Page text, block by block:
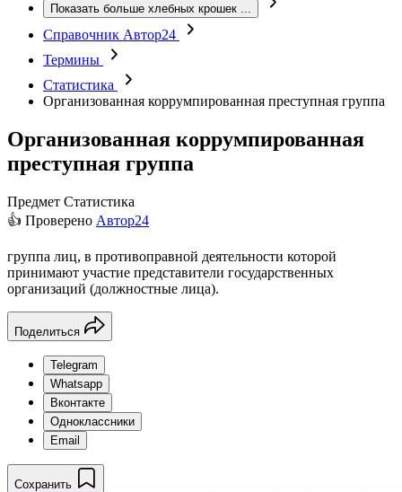
Показать больше хлебных крошек ...
Справочник Автор24
Термины
Статистика
Организованная коррумпированная преступная группа
Организованная коррумпированная
преступная группа
Предмет Статистика
👍 Проверено Автор24
группа лиц, в противоправной деятельности которой
принимают участие представители государственных
организаций (должностные лица).
Поделиться
Telegram
Whatsapp
Вконтакте
Одноклассники
Email
Сохранить